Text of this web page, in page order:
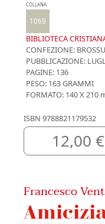
COLLANA
1069
BIBLIOTECA
CONFEZIONE:
PUBBLICAZIONE:
PAGINE: 136
PESO: 163 GRAMMI
FORMATO: 140 X 210
ISBN 9788821179532
12,00 €
Francesco